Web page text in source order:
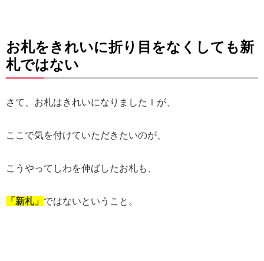
お札をきれいに折り目をなくしても新
札ではない
さて、お札はきれいになりましたｌが、
ここで気を付けていただきたいのが、
こうやってしわを伸ばしたお札も、
「新札」 ではないということ。